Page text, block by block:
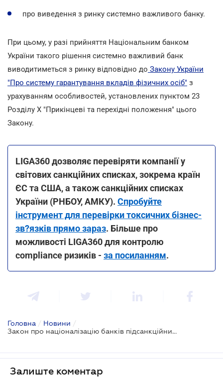
про виведення з ринку системно важливого банку.
При цьому, у разі прийняття Національним банком
України такого рішення системно важливий банк
виводитиметься з ринку відповідно до Закону України
"Про систему гарантування вкладів фізичних осіб" з
урахуванням особливостей, установлених пунктом 23
Розділу X "Прикінцеві та перехідні положення" цього
Закону.
LIGA360 дозволяє перевіряти компанії у
світових санкційних списках, зокрема країн
ЄС та США, а також санкційних списках
України (РНБОУ, АМКУ). Спробуйте
інструмент для перевірки токсичних бізнес-
зв?язків прямо зараз. Більше про
можливості LIGA360 для контролю
compliance ризиків - за посиланням.
Головна / Новини /
Закон про націоналізацію банків підсанкційних осіб прийнято за основу
Залиште коментар